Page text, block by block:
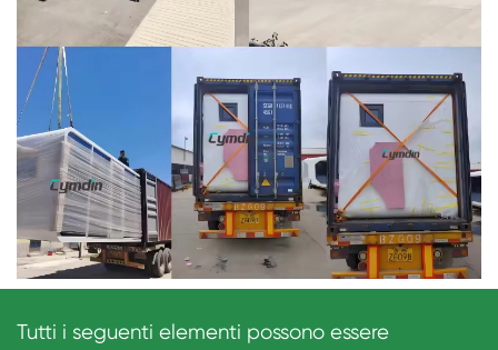
Tutti i seguenti elementi possono essere